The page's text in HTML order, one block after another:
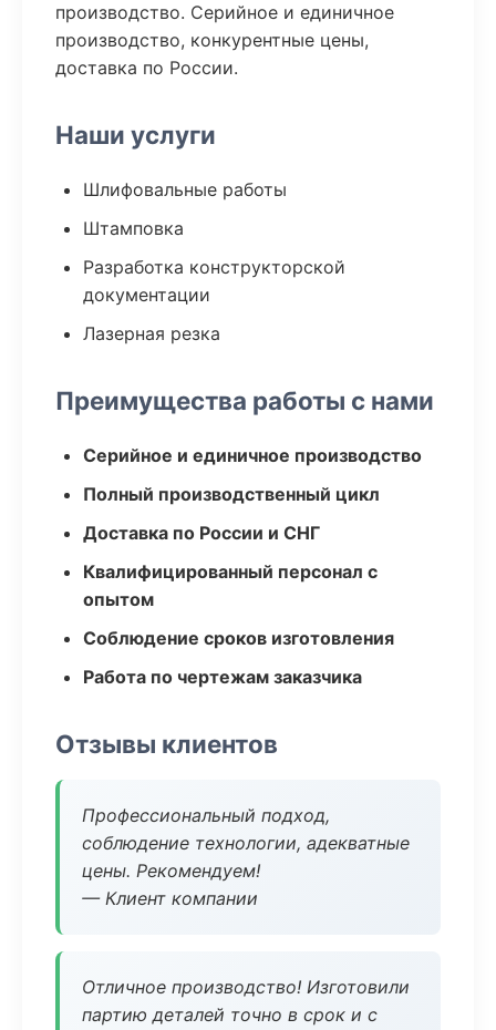
производство. Серийное и единичное
производство, конкурентные цены,
доставка по России.
Наши услуги
Шлифовальные работы
Штамповка
Разработка конструкторской
документации
Лазерная резка
Преимущества работы с нами
Серийное и единичное производство
Полный производственный цикл
Доставка по России и СНГ
Квалифицированный персонал с
опытом
Соблюдение сроков изготовления
Работа по чертежам заказчика
Отзывы клиентов
Профессиональный подход,
соблюдение технологии, адекватные
цены. Рекомендуем!
— Клиент компании
Отличное производство! Изготовили
партию деталей точно в срок и с